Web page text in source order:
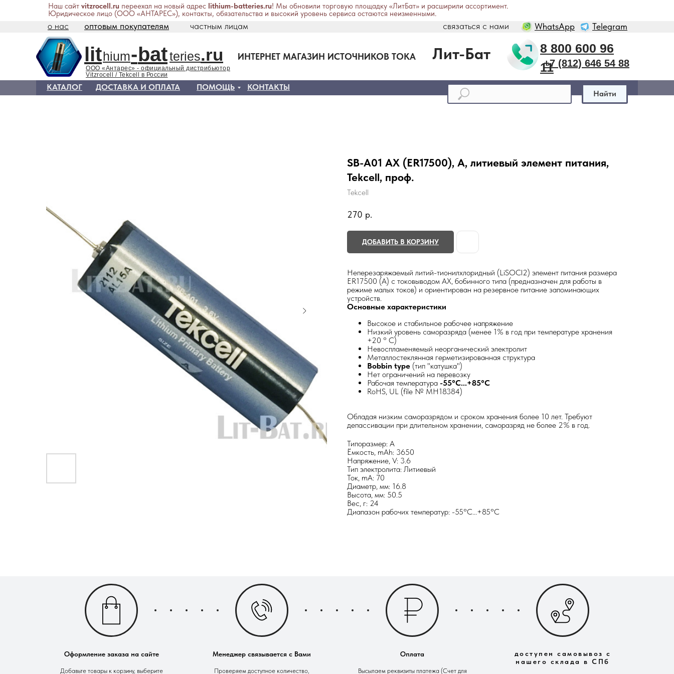
lit teries
bat
-
hium .ru
ООО «Антарес» - официальный дистрибьютор
Vitzrocell / Tekcell в России
о нас
ИНТЕРНЕТ МАГАЗИН ИСТОЧНИКОВ ТОКА
cвязаться с нами
+7 (812) 646 54 88
8 800 600 96
11
WhatsApp Telegram
оптовым покупателям частным лицам
Лит-Бат
Наш сайт vitzrocell.ru переехал на новый адрес lithium-batteries.ru! Мы обновили торговую площадку «ЛитБат» и расширили ассортимент.
Юридическое лицо (ООО «АНТАРЕС»), контакты, обязательства и высокий уровень сервиса остаются неизменными.
Найти
КАТАЛОГ ДОСТАВКА И ОПЛАТА ПОМОЩЬ КОНТАКТЫ
SB-A01 AX (ER17500), A, литиевый элемент питания,
Tekcell, проф.
Tekcell
270 р.
ДОБАВИТЬ В КОРЗИНУ
Неперезаряжаемый литий-тионилхлоридный (LiSOCl2) элемент питания размера
ER17500 (A) c токовыводом AX, бобинного типа (предназначен для работы в
режиме малых токов) и ориентирован на резервное питание запоминающих
устройств.
Основные характеристики
Высокое и стабильное рабочее напряжение
Низкий уровень саморазряда (менее 1% в год при температуре хранения
+20 ° C)
Невоспламеняемый неорганический электролит
Металлостеклянная герметизированная структура
Bobbin type (тип "катушка")
Нет ограничений на перевозку
Рабочая температура -55°С...+85°С
RoHS, UL (file № MH18384)
Обладая низким саморазрядом и сроком хранения более 10 лет. Требуют
депассивации при длительном хранении, саморазряд не более 2% в год.
Типоразмер: A
Ёмкость, mAh: 3650
Напряжение, V: 3.6
Тип электролита: Литиевый
Ток, mА: 70
Диаметр, мм: 16.8
Высота, мм: 50.5
Вес, г: 24
Диапазон рабочих температур: -55°С...+85°С
Оформление заказа на сайте
Добавьте товары к корзину, выберите
Менеджер связывается с Вами
Проверяем доступное количество,
Оплата
Высылаем реквизиты платежа (Счет для
доступен самовывоз с
нашего склада в СПб